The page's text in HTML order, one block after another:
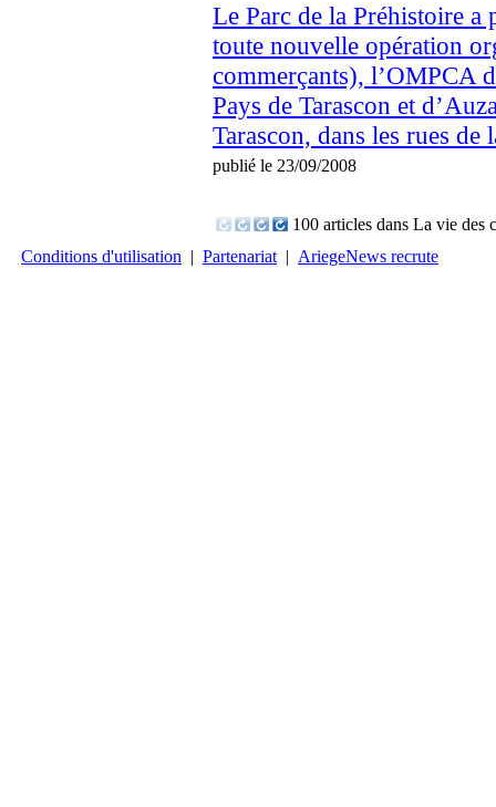
Le Parc de la Préhistoire a
toute nouvelle opération
commerçants), l’OMPCA
Pays de Tarascon et
Tarascon, dans les rues
publié le 23/09/2008
100 articles dans La vie des
Conditions d'utilisation | Partenariat | AriegeNews recrute